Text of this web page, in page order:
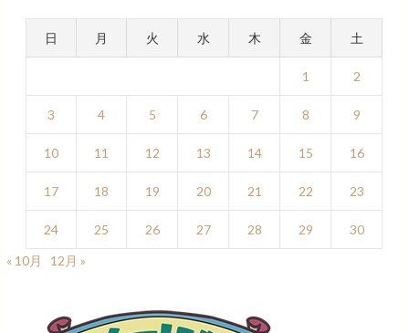
日 月 火 水 木 金 土
1 2
3 4 5 6 7 8 9
10 11 12 13 14 15 16
17 18 19 20 21 22 23
24 25 26 27 28 29
30
« 10月
12月 »